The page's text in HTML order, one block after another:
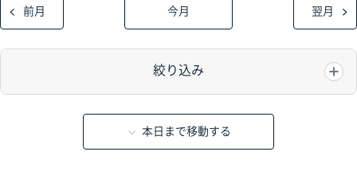
前月 今月 翌月
絞り込み
重要度
本日まで移動する